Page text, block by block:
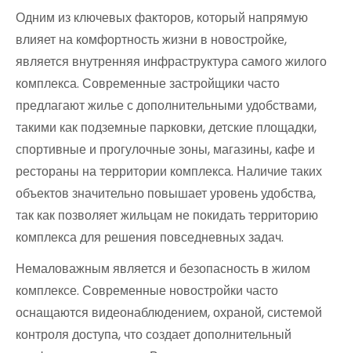
Одним из ключевых факторов, который напрямую
влияет на комфортность жизни в новостройке,
является внутренняя инфраструктура самого жилого
комплекса. Современные застройщики часто
предлагают жилье с дополнительными удобствами,
такими как подземные парковки, детские площадки,
спортивные и прогулочные зоны, магазины, кафе и
рестораны на территории комплекса. Наличие таких
объектов значительно повышает уровень удобства,
так как позволяет жильцам не покидать территорию
комплекса для решения повседневных задач.
Немаловажным является и безопасность в жилом
комплексе. Современные новостройки часто
оснащаются видеонаблюдением, охраной, системой
контроля доступа, что создает дополнительный